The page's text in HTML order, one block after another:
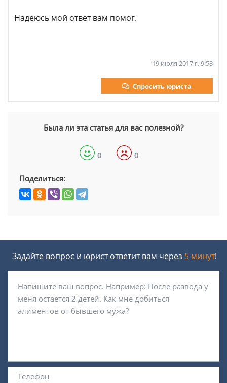
Надеюсь мой ответ вам помог.
19 июля 2017 г. 9:58
Спросить юриста
Была ли эта статья для вас полезной?
0 0
Поделиться:
Задайте вопрос и юрист ответит вам через 5 минут!